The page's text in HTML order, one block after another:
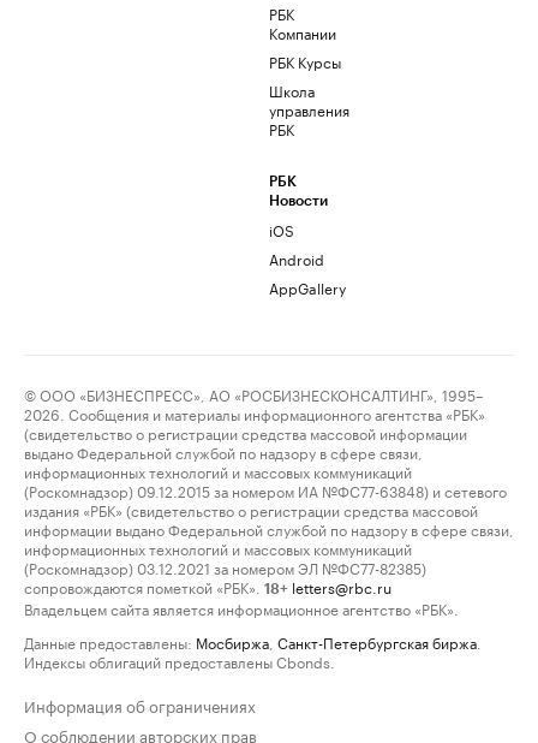
РБК
Компании
РБК Курсы
Школа
управления
РБК
РБК
Новости
iOS
Android
AppGallery
© ООО «БИЗНЕСПРЕСС», АО «РОСБИЗНЕСКОНСАЛТИНГ», 1995–
2026. Сообщения и материалы информационного агентства «РБК»
(свидетельство о регистрации средства массовой информации
выдано Федеральной службой по надзору в сфере связи,
информационных технологий и массовых коммуникаций
(Роскомнадзор) 09.12.2015 за номером ИА №ФС77-63848) и сетевого
издания «РБК» (свидетельство о регистрации средства массовой
информации выдано Федеральной службой по надзору в сфере связи,
информационных технологий и массовых коммуникаций
(Роскомнадзор) 03.12.2021 за номером ЭЛ №ФС77-82385)
сопровождаются пометкой «РБК».
18+ letters@rbc.ru
Владельцем сайта является информационное агентство «РБК».
Данные предоставлены: Мосбиржа Санкт-Петербургская биржа
Индексы облигаций предоставлены Cbonds.
Информация об ограничениях
О соблюдении авторских прав